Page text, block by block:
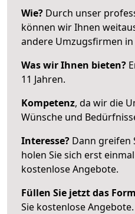
Wie? Durch unser
können wir Ihnen
andere Umzugsfirmen
Was wir Ihnen bieten?
11 Jahren.
Kompetenz, da wir die
Wünsche und
Interesse? Dann greifen
holen Sie sich erst
kostenlose Angebote.
Füllen Sie jetzt das
Sie kostenlose Angebote.